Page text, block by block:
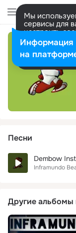
Мы
сервисы для
настроить
Разрешить
Песни
Inframundo
Другие альбомы
Информация
на